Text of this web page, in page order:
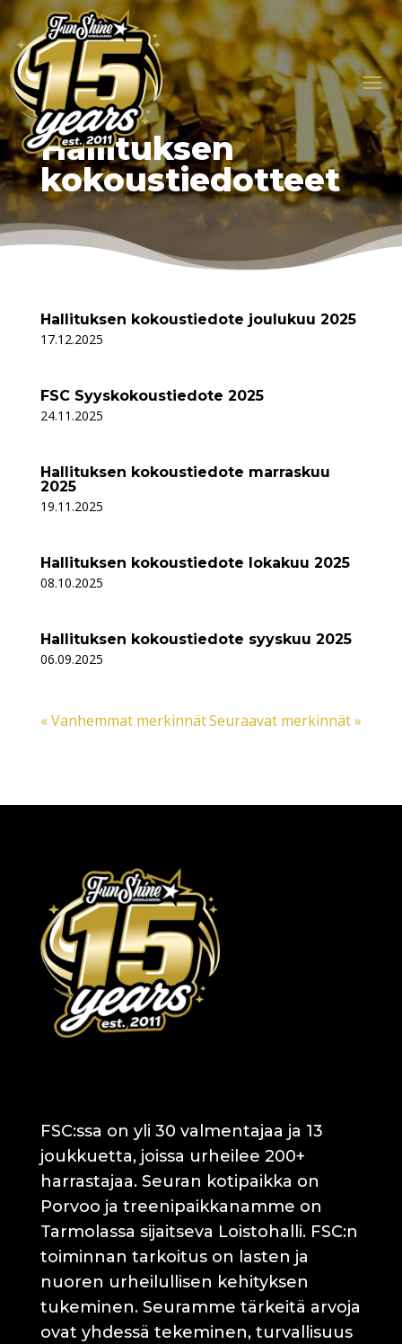
Hallituksen
kokoustiedotteet
Hallituksen kokoustiedote joulukuu 2025
17.12.2025
FSC Syyskokoustiedote 2025
24.11.2025
Hallituksen kokoustiedote marraskuu
2025
19.11.2025
Hallituksen kokoustiedote lokakuu 2025
08.10.2025
Hallituksen kokoustiedote syyskuu 2025
06.09.2025
« Vanhemmat merkinnätSeuraavat merkinnät »
FSC:ssa on yli 30 valmentajaa ja 13
joukkuetta, joissa urheilee 200+
harrastajaa. Seuran kotipaikka on
Porvoo ja treenipaikkanamme on
Tarmolassa sijaitseva Loistohalli. FSC:n
toiminnan tarkoitus on lasten ja
nuoren urheilullisen kehityksen
tukeminen. Seuramme tärkeitä arvoja
ovat yhdessä tekeminen, turvallisuus